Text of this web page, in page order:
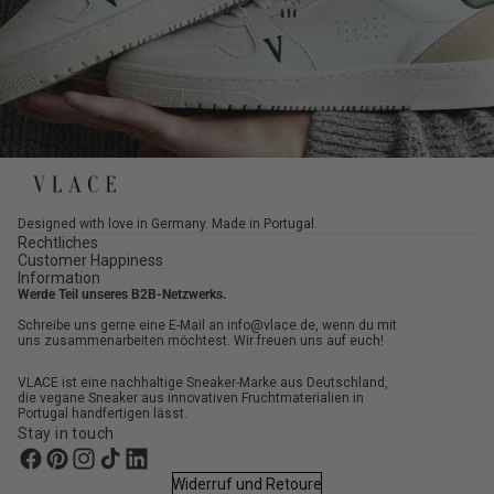
Designed with love in Germany. Made in Portugal.
Rechtliches
Customer Happiness
Information
Werde Teil unseres B2B-Netzwerks.
Schreibe uns gerne eine E-Mail an info@vlace.de, wenn du mit
uns zusammenarbeiten möchtest. Wir freuen uns auf euch!
VLACE ist eine nachhaltige Sneaker-Marke aus Deutschland,
die vegane Sneaker aus innovativen Fruchtmaterialien in
Portugal handfertigen lässt.
Stay in touch
Widerruf und Retoure